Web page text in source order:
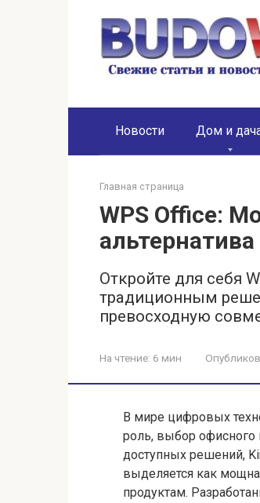
Новости Дом и
Главная страница
WPS Office:
альтернатива
Откройте для себя
традиционным
превосходную
На чтение: 6 мин
В мире цифровых
роль, выбор офисного
доступных решений,
выделяется как
продуктам.